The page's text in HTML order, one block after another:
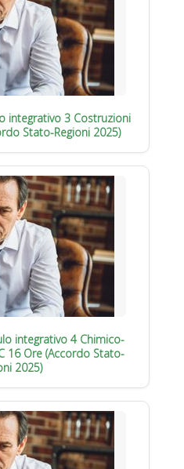
integrativo 3 Costruzioni
Stato-Regioni 2025)
integrativo 4 Chimico-
16 Ore (Accordo Stato-
2025)